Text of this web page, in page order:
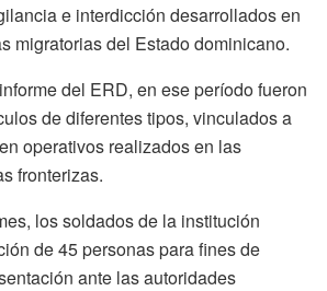
e interdicción desarrollados en
migratorias del Estado dominicano.
del ERD, en ese período fueron
de diferentes tipos, vinculados a
operativos realizados en las
fronterizas.
los soldados de la institución
de 45 personas para fines de
ante las autoridades